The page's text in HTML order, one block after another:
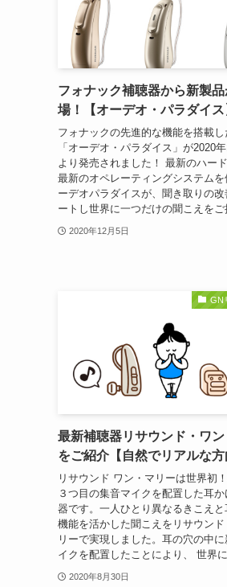
フォナック補聴器から新製
場！【オーデオ・パラダイス
フォナックの先進的な機能を搭載し
「オーデオ・パラダイス」が2020
より発売されました！ 最新のハー
最新のオペレーティングシステムを
ーデオパラダイスが、聞き取りの改
ートし世界に一つだけの聞こえを
2020年12月5日
GN
最新補聴器リサウンド・ワ
をご紹介【自然でリアルな方
リサウンド ワン・マリーは世界初
３つ目の集音マイクを配置した耳
器です。一人ひとり異なるきこえ
機能を活かした聞こえをリサウンド
リーで実現しました。耳の穴の中
イクを配置したことにより、 世界
2020年8月30日